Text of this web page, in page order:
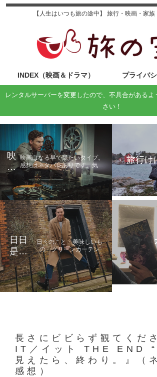
【人生はいつも旅の途中】 旅行・映画・家族
INDEX（映画＆ドラマ）
レンタルサーバーを変更したので、不具合がある
さい！
映
画
の
旅
映画はなる早で観たいタイプ。
感想はネタバレありです。気に
なる方は鑑賞後に読んでくださ
い。
旅行け
日日
是好
日
日々のこと 美味しいも
の グリーンカーテン
長さにビビらず観てくだ
IT／イット THE END “
見えたら、終わり。』（
感想）